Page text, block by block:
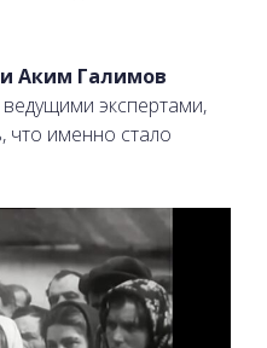
Аким Галимов
экспертами,
что именно стало